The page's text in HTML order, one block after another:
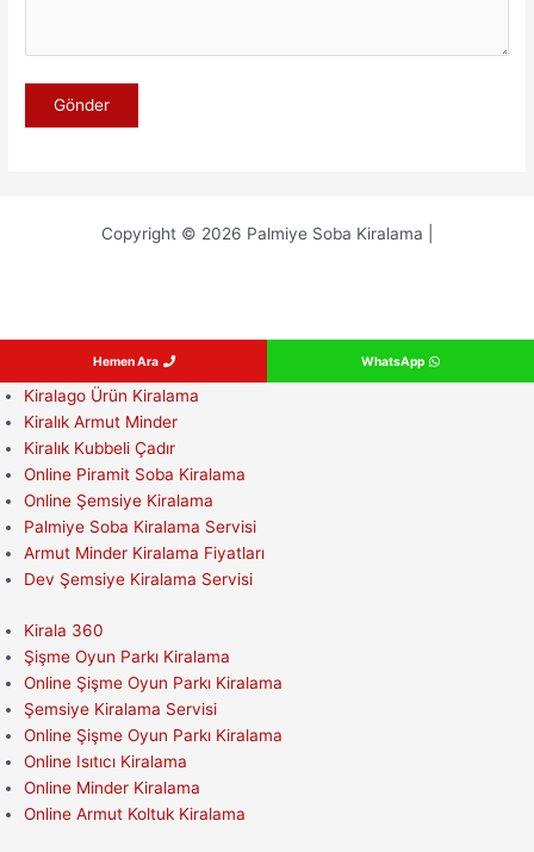
Copyright © 2026 Palmiye Soba Kiralama |
Hemen Ara WhatsApp
Kiralago Ürün Kiralama
Kiralık Armut Minder
Kiralık Kubbeli Çadır
Online Piramit Soba Kiralama
Online Şemsiye Kiralama
Palmiye Soba Kiralama Servisi
Armut Minder Kiralama Fiyatları
Dev Şemsiye Kiralama Servisi
Kirala 360
Şişme Oyun Parkı Kiralama
Online Şişme Oyun Parkı Kiralama
Şemsiye Kiralama Servisi
Online Şişme Oyun Parkı Kiralama
Online Isıtıcı Kiralama
Online Minder Kiralama
Online Armut Koltuk Kiralama